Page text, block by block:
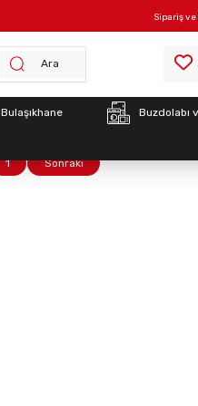
Sipariş ve
Ara
Bulaşıkhane Buzdolabı
1 Sonraki